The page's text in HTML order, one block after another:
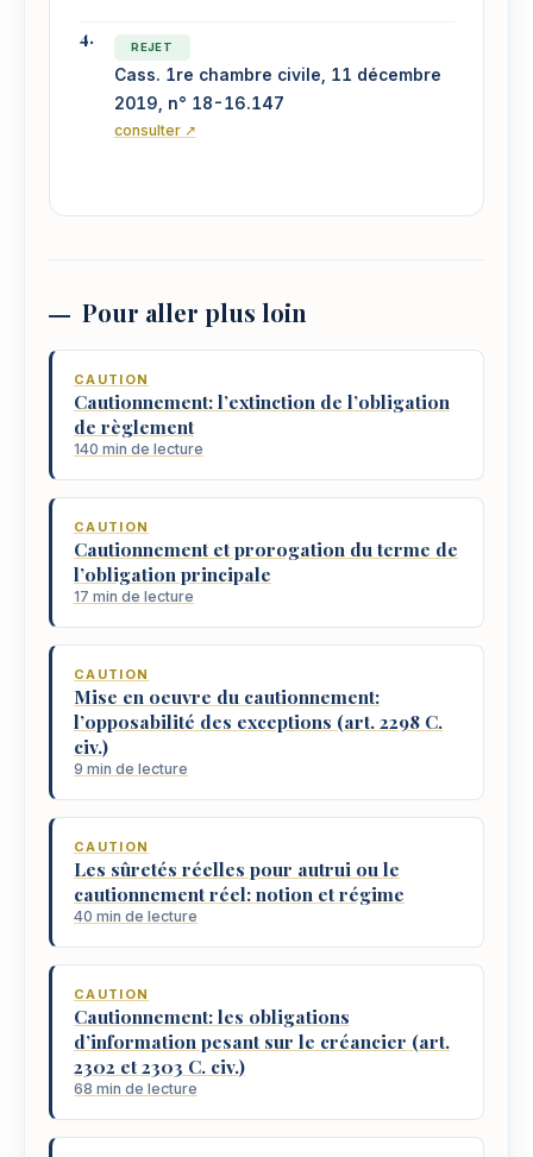
REJET
Cass. 1re chambre civile, 11 décembre
2019, n° 18-16.147
consulter ↗
Pour aller plus loin
CAUTION
Cautionnement: l’extinction de l’obligation
de règlement
140 min de lecture
CAUTION
Cautionnement et prorogation du terme de
l’obligation principale
17 min de lecture
CAUTION
Mise en oeuvre du cautionnement:
l’opposabilité des exceptions (art. 2298 C.
civ.)
9 min de lecture
CAUTION
Les sûretés réelles pour autrui ou le
cautionnement réel: notion et régime
40 min de lecture
CAUTION
Cautionnement: les obligations
d’information pesant sur le créancier (art.
2302 et 2303 C. civ.)
68 min de lecture